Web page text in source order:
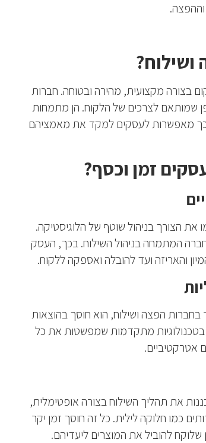
בצורה מקצועית, מהירה ובטוחה. חברות
שמותאם לצרכים של הלקוח. הן מתמחות
מאפשרות לעסקים למקד את מאמציהם
זמן וכסף?
הצורך בניהול שוטף של הלוגיסטיקה.
המתמחה בניהול השילוח. בכך, העסק
והאריזה ועד להובלה ואספקה ללקוח.
בחברות הפצה ושילוח, הוא חוסך בהוצאות
בטכנולוגיות מתקדמות שמפשטות את כל
אטרקטיביים.
את תהליך השילוח בצורה אופטימלית,
כמו חלוקה לילית. כל זה חוסך זמן יקר
להוביל את המוצרים ליעדיהם.